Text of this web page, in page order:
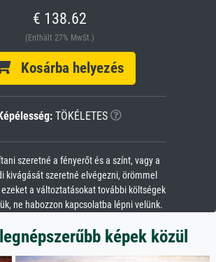
€ 138.62
(Enthält 27% MwSt.)
Kosárba helyezés
Képélesség: TÖKÉLETES
szeretné a fényerőt és a színt, vagy a
kivágását szeretné elvégezni, örömmel
a változtatásokat további költségek
ne habozzon kapcsolatba lépni velünk.
képek közül